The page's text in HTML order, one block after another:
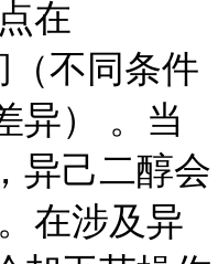
在
不同条件
异） 。当
异己二醇会
在涉及异